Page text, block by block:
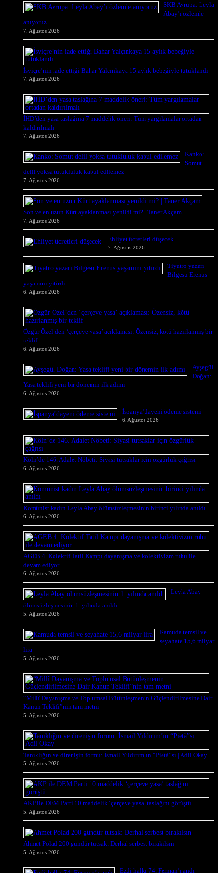
SKB Avrupa: Leyla
Abay’ı özlemle
anıyoruz
7. Ağustos 2026
İsviçre’nin iade ettiği Bahar Yalçınkaya 15 aylık bebeğiyle tutuklandı
7. Ağustos 2026
İHD’den yasa taslağına 7 maddelik öneri: Tüm yargılamalar ortadan
kaldırılmalı
7. Ağustos 2026
Kanko:
Somut
delil yoksa tutukluluk kabul edilemez
7. Ağustos 2026
Son ve en uzun Kürt ayaklanması yenildi mi? | Taner Akçam
7. Ağustos 2026
Ehliyet ücretleri düşecek
7. Ağustos 2026
Tiyatro yazarı
Bilgesu Erenus
yaşamını yitirdi
6. Ağustos 2026
Özgür Özel’den ‘çerçeve yasa’ açıklaması: Özensiz, kötü hazırlanmış bir
teklif
6. Ağustos 2026
Ayşegül
Doğan:
Yasa teklifi yeni bir dönemin ilk adımı
6. Ağustos 2026
İspanya’dayeni ödeme sistemi
6. Ağustos 2026
Köln’de 146. Adalet Nöbeti: Siyasi tutsaklar için özgürlük çağrısı
6. Ağustos 2026
Komünist kadın Leyla Abay ölümsüzleşmesinin birinci yılında anıldı
6. Ağustos 2026
AGEB 4. Kolektif Tatil Kampı dayanışma ve kolektivizm ruhu ile
devam ediyor
6. Ağustos 2026
Leyla Abay
ölümsüzleşmesinin 1. yılında anıldı
5. Ağustos 2026
Kamuda temsil ve
seyahate 15,6 milyar
lira
5. Ağustos 2026
“Millî Dayanışma ve Toplumsal Bütünleşmenin Güçlendirilmesine Dair
Kanun Teklifi”nin tam metni
5. Ağustos 2026
Tanıklığın ve direnişin formu: İsmail Yıldırım’ın “Pietà”sı | Adil Okay
5. Ağustos 2026
AKP ile DEM Parti 10 maddelik ‘çerçeve yasa’ taslağını görüştü
5. Ağustos 2026
Ahmet Polad 200 gündür tutsak: Derhal serbest bırakılsın
5. Ağustos 2026
Ezdi halkı 74. Ferman’ı andı